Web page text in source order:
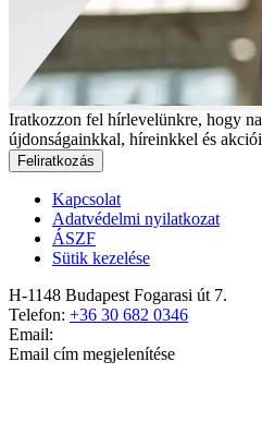
Iratkozzon fel hírlevelünkre, hogy
újdonságainkkal, híreinkkel és
Feliratkozás
Kapcsolat
Adatvédelmi nyilatkozat
ÁSZF
Sütik kezelése
H-1148 Budapest Fogarasi út 7.
Telefon: +36 30 682 0346
Email:
Email cím megjelenítése